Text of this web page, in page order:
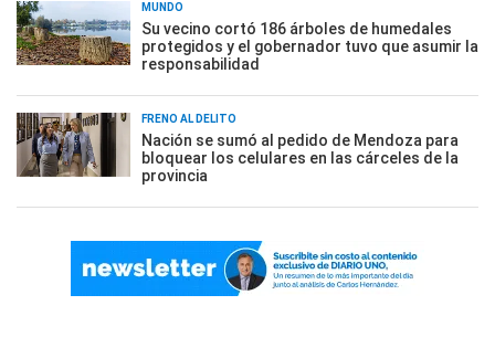
MUNDO
Su vecino cortó 186 árboles de humedales
protegidos y el gobernador tuvo que asumir la
responsabilidad
FRENO AL DELITO
Nación se sumó al pedido de Mendoza para
bloquear los celulares en las cárceles de la
provincia